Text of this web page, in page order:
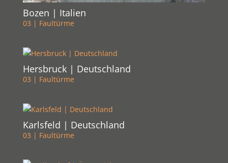
Bozen | Italien
03 | Faultürme
Hersbruck | Deutschland
03 | Faultürme
Karlsfeld | Deutschland
03 | Faultürme